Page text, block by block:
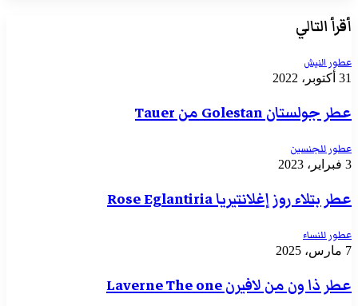
أقرأ التالي
عطور النيش
31 أكتوبر، 2022
عطر جولستان Golestan من Tauer
عطور للجنسين
3 فبراير، 2023
عطر بتلاء روز إغلانتيريا Rose Eglantiria
عطور للنساء
7 مارس، 2025
عطر ذا ون من لافيرن Laverne The one